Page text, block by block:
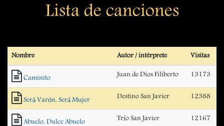
Lista de canciones
Nombre Autor / intérprete Visitas
Caminito Juan de Dios Filiberto 13173
Será Varón, Será Mujer Destino San Javier 12388
Abuelo, Dulce Abuelo Trío San Javier 12167